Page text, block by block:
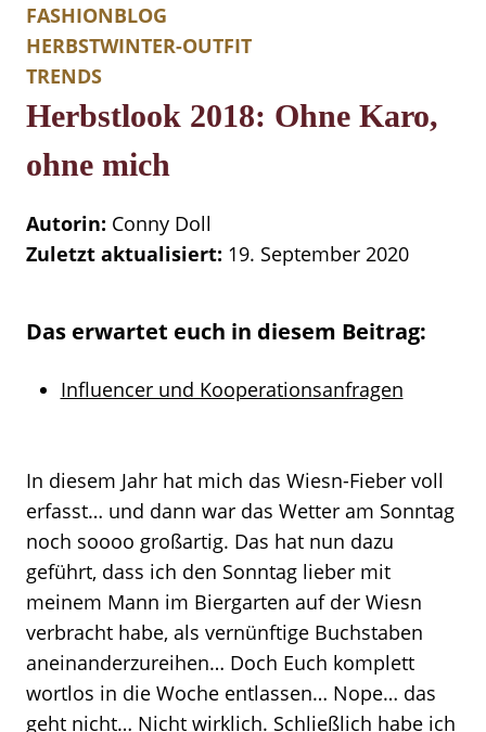
FASHIONBLOG
HERBSTWINTER-OUTFIT
TRENDS
Herbstlook 2018: Ohne Karo,
ohne mich
Autorin: Conny Doll
Zuletzt aktualisiert: 19. September 2020
Das erwartet euch in diesem Beitrag:
Influencer und Kooperationsanfragen
In diesem Jahr hat mich das Wiesn-Fieber voll
erfasst… und dann war das Wetter am Sonntag
noch soooo großartig. Das hat nun dazu
geführt, dass ich den Sonntag lieber mit
meinem Mann im Biergarten auf der Wiesn
verbracht habe, als vernünftige Buchstaben
aneinanderzureihen… Doch Euch komplett
wortlos in die Woche entlassen… Nope… das
geht nicht… Nicht wirklich. Schließlich habe ich